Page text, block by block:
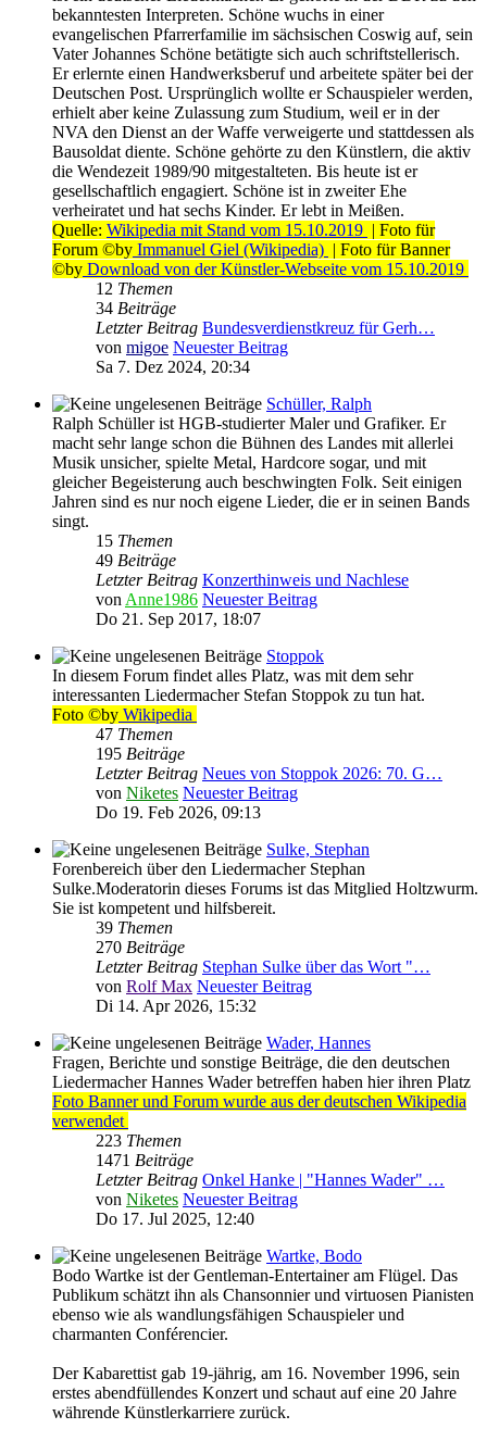
bekanntesten Interpreten. Schöne wuchs in einer
evangelischen Pfarrerfamilie im sächsischen Coswig auf, sein
Vater Johannes Schöne betätigte sich auch schriftstellerisch.
Er erlernte einen Handwerksberuf und arbeitete später bei der
Deutschen Post. Ursprünglich wollte er Schauspieler werden,
erhielt aber keine Zulassung zum Studium, weil er in der
NVA den Dienst an der Waffe verweigerte und stattdessen als
Bausoldat diente. Schöne gehörte zu den Künstlern, die aktiv
die Wendezeit 1989/90 mitgestalteten. Bis heute ist er
gesellschaftlich engagiert. Schöne ist in zweiter Ehe
verheiratet und hat sechs Kinder. Er lebt in Meißen.
Quelle: Wikipedia mit Stand vom 15.10.2019 | Foto für
Forum ©by Immanuel Giel (Wikipedia) | Foto für Banner
©by Download von der Künstler-Webseite vom 15.10.2019
12 Themen
34 Beiträge
Letzter Beitrag Bundesverdienstkreuz für Gerh…
von migoe Neuester Beitrag
Sa 7. Dez 2024, 20:34
Schüller, Ralph
Ralph Schüller ist HGB-studierter Maler und Grafiker. Er
macht sehr lange schon die Bühnen des Landes mit allerlei
Musik unsicher, spielte Metal, Hardcore sogar, und mit
gleicher Begeisterung auch beschwingten Folk. Seit einigen
Jahren sind es nur noch eigene Lieder, die er in seinen Bands
singt.
15 Themen
49 Beiträge
Letzter Beitrag Konzerthinweis und Nachlese
von Anne1986 Neuester Beitrag
Do 21. Sep 2017, 18:07
Stoppok
In diesem Forum findet alles Platz, was mit dem sehr
interessanten Liedermacher Stefan Stoppok zu tun hat.
Foto ©by Wikipedia
47 Themen
195 Beiträge
Letzter Beitrag Neues von Stoppok 2026: 70. G…
von Niketes Neuester Beitrag
Do 19. Feb 2026, 09:13
Sulke, Stephan
Forenbereich über den Liedermacher Stephan
Sulke.Moderatorin dieses Forums ist das Mitglied Holtzwurm.
Sie ist kompetent und hilfsbereit.
39 Themen
270 Beiträge
Letzter Beitrag Stephan Sulke über das Wort "…
von Rolf Max Neuester Beitrag
Di 14. Apr 2026, 15:32
Wader, Hannes
Fragen, Berichte und sonstige Beiträge, die den deutschen
Liedermacher Hannes Wader betreffen haben hier ihren Platz
Foto Banner und Forum wurde aus der deutschen Wikipedia
verwendet
223 Themen
1471 Beiträge
Letzter Beitrag Onkel Hanke | "Hannes Wader" …
von Niketes Neuester Beitrag
Do 17. Jul 2025, 12:40
Wartke, Bodo
Bodo Wartke ist der Gentleman-Entertainer am Flügel. Das
Publikum schätzt ihn als Chansonnier und virtuosen Pianisten
ebenso wie als wandlungsfähigen Schauspieler und
charmanten Conférencier.
Der Kabarettist gab 19-jährig, am 16. November 1996, sein
erstes abendfüllendes Konzert und schaut auf eine 20 Jahre
währende Künstlerkarriere zurück.